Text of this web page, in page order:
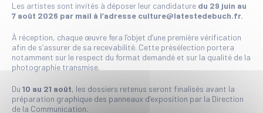
Les artistes sont invités à déposer leur candidature du 29 juin au
7 août 2026 par mail à l’adresse culture@latestedebuch.fr.
À réception, chaque œuvre fera l’objet d’une première vérification
afin de s’assurer de sa recevabilité. Cette présélection portera
notamment sur le respect du format demandé et sur la qualité de la
photographie transmise.
Du 10 au 21 août, les dossiers retenus seront finalisés avant la
préparation graphique des panneaux d’exposition par la Direction
de la Communication.